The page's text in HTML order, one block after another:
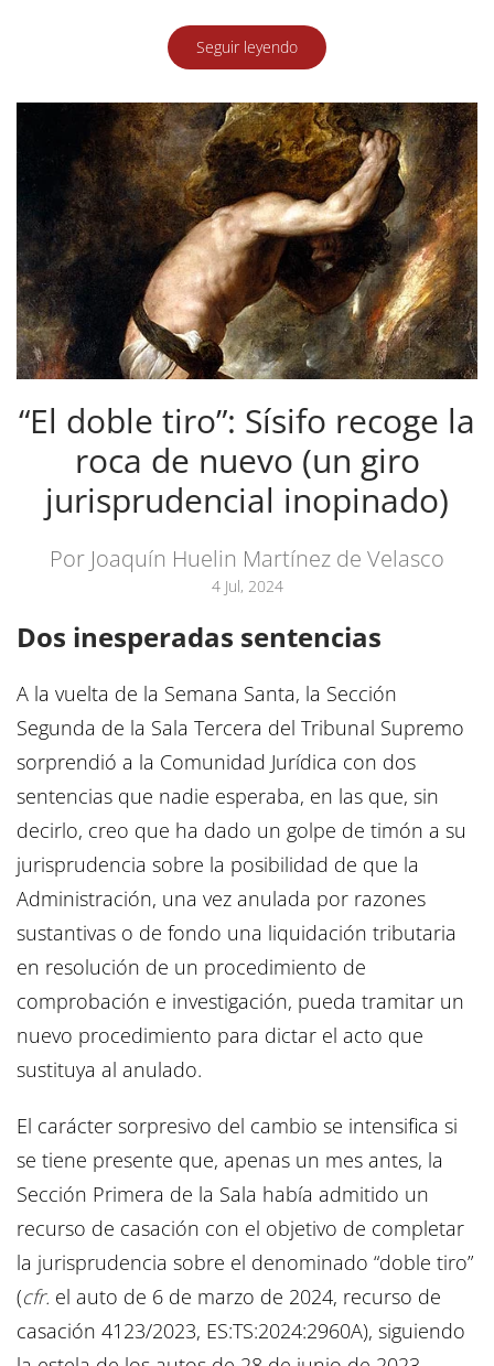
Seguir leyendo
“El doble tiro”: Sísifo recoge la
roca de nuevo (un giro
jurisprudencial inopinado)
Por Joaquín Huelin Martínez de Velasco
4 Jul, 2024
Dos inesperadas sentencias
A la vuelta de la Semana Santa, la Sección
Segunda de la Sala Tercera del Tribunal Supremo
sorprendió a la Comunidad Jurídica con dos
sentencias que nadie esperaba, en las que, sin
decirlo, creo que ha dado un golpe de timón a su
jurisprudencia sobre la posibilidad de que la
Administración, una vez anulada por razones
sustantivas o de fondo una liquidación tributaria
en resolución de un procedimiento de
comprobación e investigación, pueda tramitar un
nuevo procedimiento para dictar el acto que
sustituya al anulado.
El carácter sorpresivo del cambio se intensifica si
se tiene presente que, apenas un mes antes, la
Sección Primera de la Sala había admitido un
recurso de casación con el objetivo de completar
la jurisprudencia sobre el denominado “doble tiro”
(cfr. el auto de 6 de marzo de 2024, recurso de
casación 4123/2023, ES:TS:2024:2960A), siguiendo